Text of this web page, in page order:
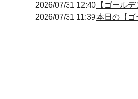
2026/07/31 12:40 【ゴール
2026/07/31 11:39本日の【